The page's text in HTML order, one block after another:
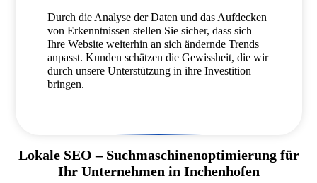
Durch die Analyse der Daten und das Aufdecken
von Erkenntnissen stellen Sie sicher, dass sich
Ihre Website weiterhin an sich ändernde Trends
anpasst. Kunden schätzen die Gewissheit, die wir
durch unsere Unterstützung in ihre Investition
bringen.
Lokale SEO – Suchmaschinenoptimierung für
Ihr Unternehmen in Inchenhofen